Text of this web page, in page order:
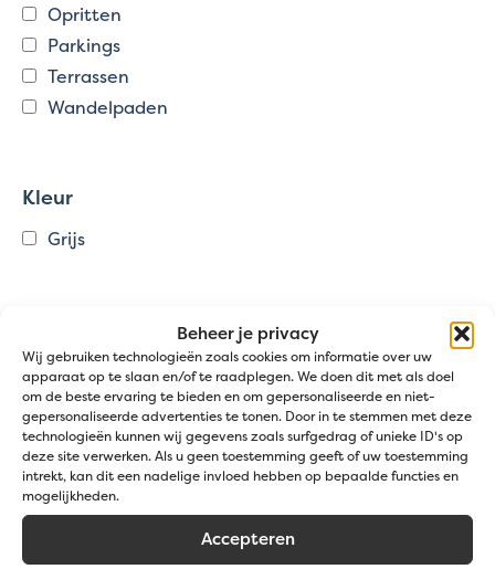
Beheer je privacy
Wij gebruiken technologieën zoals cookies om informatie over uw
apparaat op te slaan en/of te raadplegen. We doen dit met als doel
om de beste ervaring te bieden en om gepersonaliseerde en niet-
gepersonaliseerde advertenties te tonen. Door in te stemmen met deze
technologieën kunnen wij gegevens zoals surfgedrag of unieke ID's op
deze site verwerken. Als u geen toestemming geeft of uw toestemming
intrekt, kan dit een nadelige invloed hebben op bepaalde functies en
mogelijkheden.
Accepteren
Opritten
Parkings
Terrassen
Wandelpaden
Kleur
Grijs
PRODUCTCATEGORIEËN
Stockverkoop
Grind en Keien
Bodembedekkers
Lavasteen
Tuingrond en bodemverbeteraars